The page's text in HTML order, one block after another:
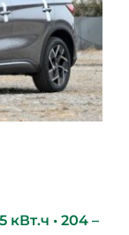
кВт.ч • 204 –